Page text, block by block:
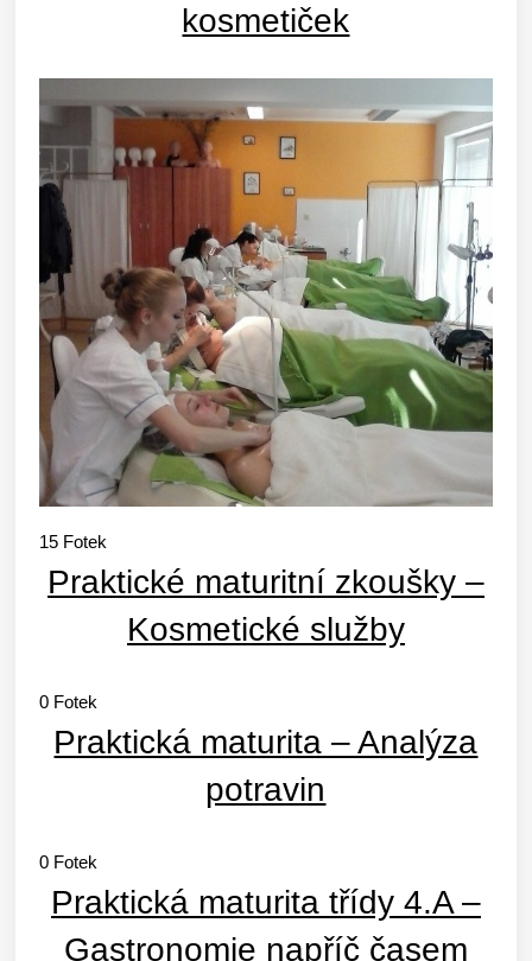
kosmetiček
15 Fotek
Praktické maturitní zkoušky –
Kosmetické služby
0 Fotek
Praktická maturita – Analýza
potravin
0 Fotek
Praktická maturita třídy 4.A –
Gastronomie napříč časem